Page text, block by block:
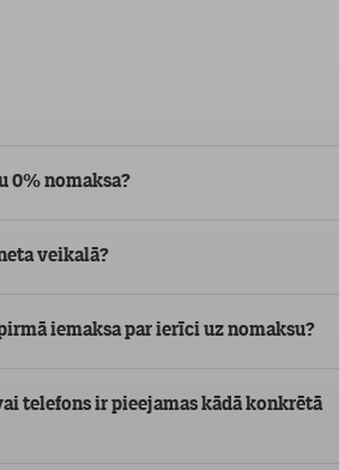
0% nomaksa?
veikalā?
iemaksa par ierīci uz nomaksu?
telefons ir pieejamas kādā konkrētā